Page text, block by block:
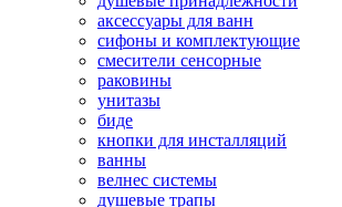
аксессуары для ванн
сифоны и комплектующие
смесители сенсорные
раковины
унитазы
биде
кнопки для инсталляций
ванны
велнес системы
душевые трапы